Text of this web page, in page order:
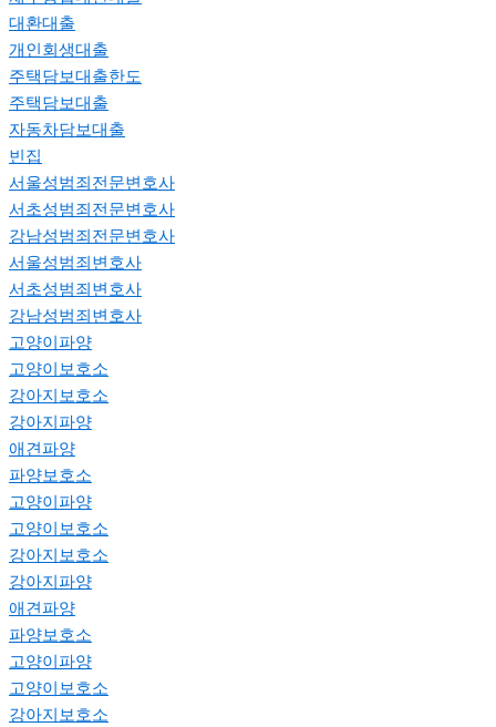
대환대출
개인회생대출
주택담보대출한도
주택담보대출
자동차담보대출
빈집
서울성범죄전문변호사
서초성범죄전문변호사
강남성범죄전문변호사
서울성범죄변호사
서초성범죄변호사
강남성범죄변호사
고양이파양
고양이보호소
강아지보호소
강아지파양
애견파양
파양보호소
고양이파양
고양이보호소
강아지보호소
강아지파양
애견파양
파양보호소
고양이파양
고양이보호소
강아지보호소